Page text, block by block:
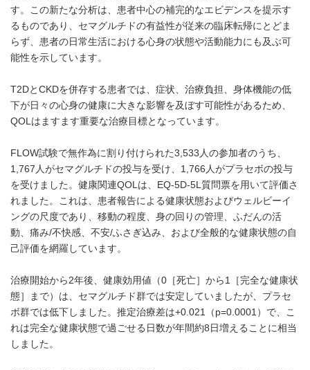
す。この新たな分析は、患者中心の補完的なエビデンスを提示す
るものであり、セマグルチドの有益性が従来の臨床転帰にとどま
らず、患者の日常生活における心身の状態や活動能力にも及ぶ可
能性を示しています。
T2DとCKDを併存する患者では、症状、治療負担、身体機能の低
下が日々の心身の健康に大きな影響を及ぼす可能性があるため、
QOLはますます重要な治療目標となっています。
FLOW試験で無作為に割り付けられた3,533人の参加者のうち、
1,767人がセマグルチドの投与を受け、1,766人がプラセボの投与
を受けました。健康関連QOLは、EQ-5D-5L質問票を用いて評価さ
れました。これは、患者報告による健康状態およびウェルビーイ
ングの尺度であり、移動の程度、身の回りの管理、ふだんの活
動、痛み/不快感、不安/ふさぎ込み、および全般的な健康状態の自
己評価を網羅しています。
治療開始から2年後、健康効用値（0［死亡］から1［完全な健康状
態］まで）は、セマグルチド群では安定していましたが、プラセ
ボ群では低下しました。推定治療差は+0.021（p=0.0001）で、こ
れは完全な健康状態で過ごせる日数が年間約8日増えることに相当
しました。